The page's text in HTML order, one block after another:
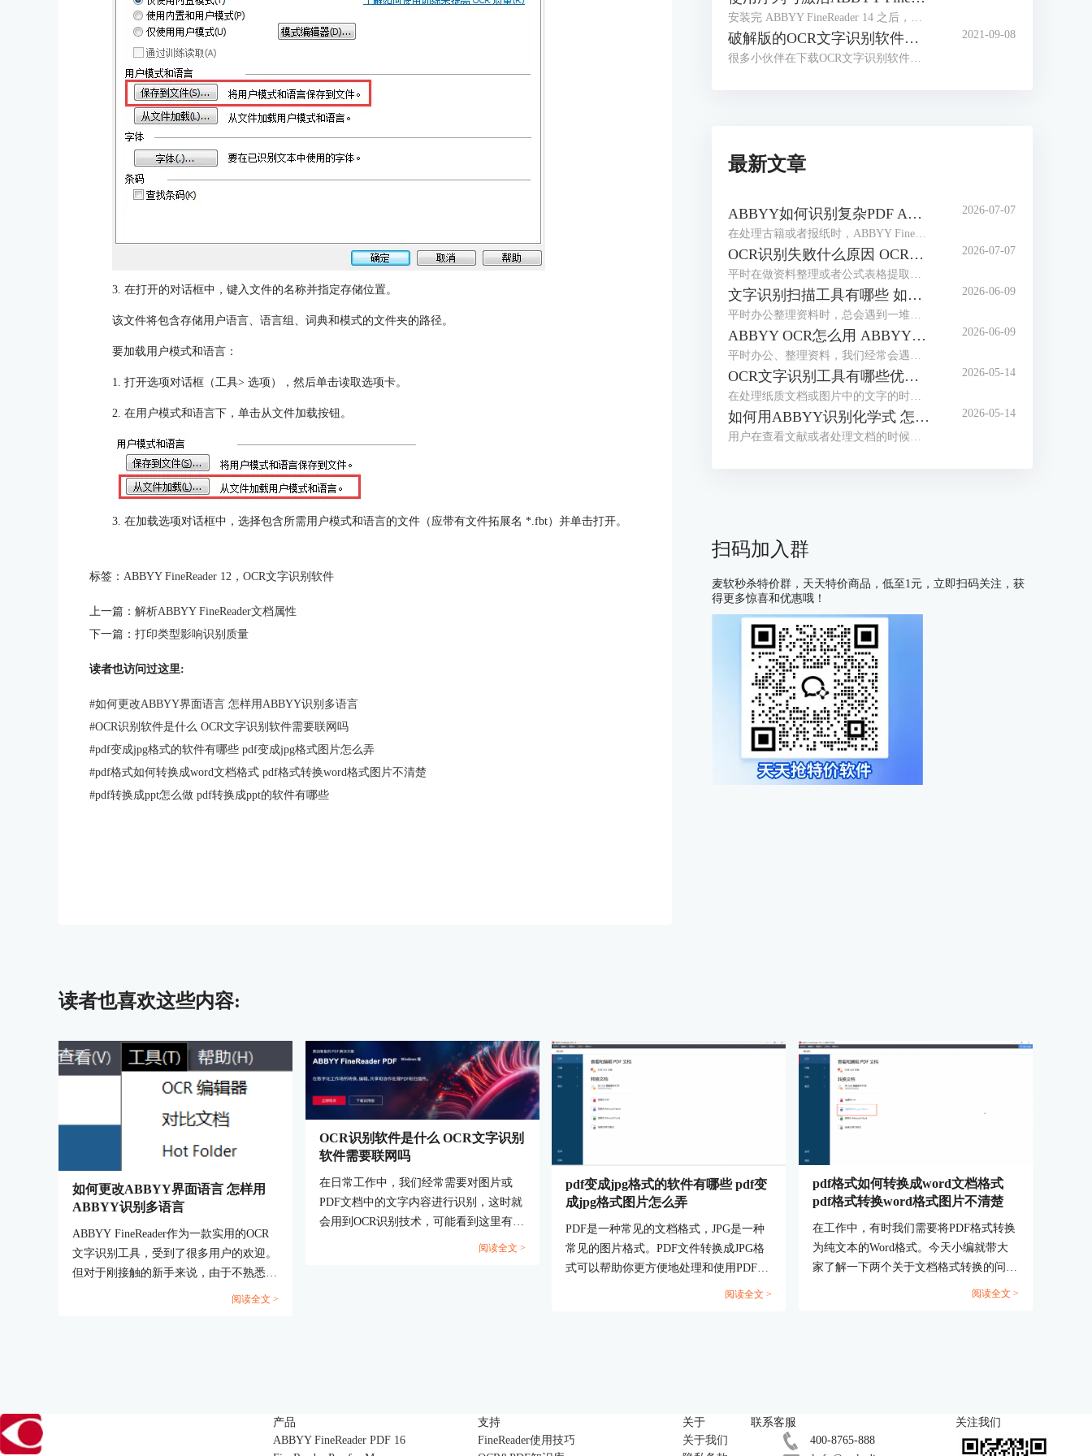
3. 在打开的对话框中，键入文件的名称并指定存储位置。
该文件将包含存储用户语言、语言组、词典和模式的文件夹的路径。
要加载用户模式和语言：
1. 打开选项对话框（工具> 选项），然后单击读取选项卡。
2. 在用户模式和语言下，单击从文件加载按钮。
3. 在加载选项对话框中，选择包含所需用户模式和语言的文件（应带有文件拓展名 *.fbt）并单击打开。
标签： ABBYY FineReader 12 ， OCR文字识别软件
上一篇： 解析ABBYY FineReader文档属性
下一篇： 打印类型影响识别质量
读者也访问过这里:
#如何更改ABBYY界面语言 怎样用ABBYY识别多语言
#OCR识别软件是什么 OCR文字识别软件需要联网吗
#pdf变成jpg格式的软件有哪些 pdf变成jpg格式图片怎么弄
#pdf格式如何转换成word文档格式 pdf格式转换word格式图片不清楚
#pdf转换成ppt怎么做 pdf转换成ppt的软件有哪些
破解版的OCR文字识别软件，带来了太多安全问题 2021-09-08
最新文章
ABBYY如何识别复杂PDF ABBYY如何识别竖排繁体 2026-07-07
OCR识别失败什么原因 OCR识别如何保证位置正确 2026-07-07
文字识别扫描工具有哪些 如何文字识别扫描文件 2026-06-09
ABBYY OCR怎么用 ABBYY怎么修改PDF里面的文字 2026-06-09
OCR文字识别工具有哪些优点 OCR文字识别工具哪款最好用 2026-05-14
如何用ABBYY识别化学式 怎么用ABBYY识别数学公式 2026-05-14
扫码加入群
麦软秒杀特价群，天天特价商品，低至1元，立即扫码关注，获
得更多惊喜和优惠哦！
读者也喜欢这些内容:
如何更改ABBYY界面语言 怎样用
ABBYY识别多语言
ABBYY FineReader作为一款实用的OCR
文字识别工具，受到了很多用户的欢迎。
但对于刚接触的新手来说，由于不熟悉其
界面和操作逻辑，在使用过程中可能会遇
阅读全文 >
OCR识别软件是什么 OCR文字识别
软件需要联网吗
在日常工作中，我们经常需要对图片或
PDF文档中的文字内容进行识别，这时就
会用到OCR识别技术，可能看到这里有很
多小伙伴会问：OCR识别软件是什么 ，
阅读全文 >
pdf变成jpg格式的软件有哪些 pdf变
成jpg格式图片怎么弄
PDF是一种常见的文档格式，JPG是一种
常见的图片格式。PDF文件转换成JPG格
式可以帮助你更方便地处理和使用PDF文
件中的图片内容。那有什么软件可以将
阅读全文 >
pdf格式如何转换成word文档格式
pdf格式转换word格式图片不清楚
在工作中，有时我们需要将PDF格式转换
为纯文本的Word格式。今天小编就带大
家了解一下两个关于文档格式转换的问
题，PDF格式如何转换成Word文档格式，
阅读全文 >
产品
ABBYY FineReader PDF 16
支持
FineReader使用技巧
关于
关于我们
联系客服
400-8765-888
关注我们